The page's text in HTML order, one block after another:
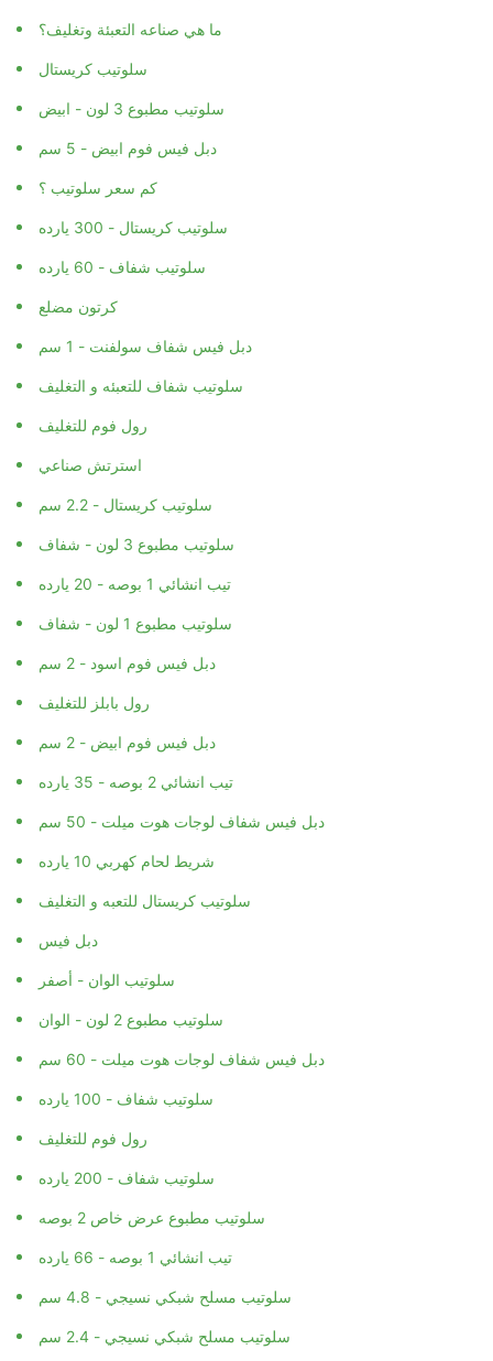
ما هي صناعه التعبئة وتغليف؟
سلوتيب كريستال
سلوتيب مطبوع 3 لون - ابيض
دبل فيس فوم ابيض - 5 سم
كم سعر سلوتيب ؟
سلوتيب كريستال - 300 يارده
سلوتيب شفاف - 60 يارده
كرتون مضلع
دبل فيس شفاف سولفنت - 1 سم
سلوتيب شفاف للتعبئه و التغليف
رول فوم للتغليف
استرتش صناعي
سلوتيب كريستال - 2.2 سم
سلوتيب مطبوع 3 لون - شفاف
تيب انشائي 1 بوصه - 20 يارده
سلوتيب مطبوع 1 لون - شفاف
دبل فيس فوم اسود - 2 سم
رول بابلز للتغليف
دبل فيس فوم ابيض - 2 سم
تيب انشائي 2 بوصه - 35 يارده
دبل فيس شفاف لوجات هوت ميلت - 50 سم
شريط لحام كهربي 10 يارده
سلوتيب كريستال للتعبه و التغليف
دبل فيس
سلوتيب الوان - أصفر
سلوتيب مطبوع 2 لون - الوان
دبل فيس شفاف لوجات هوت ميلت - 60 سم
سلوتيب شفاف - 100 يارده
رول فوم للتغليف
سلوتيب شفاف - 200 يارده
سلوتيب مطبوع عرض خاص 2 بوصه
تيب انشائي 1 بوصه - 66 يارده
سلوتيب مسلح شبكي نسيجي - 4.8 سم
سلوتيب مسلح شبكي نسيجي - 2.4 سم